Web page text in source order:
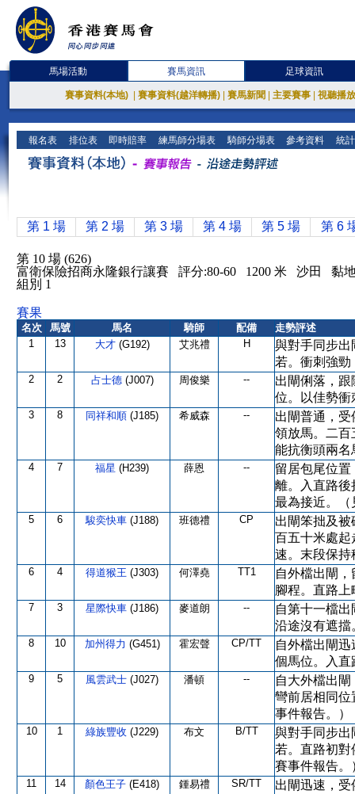
馬場活動 賽馬資訊 足球資訊
賽事資料(本地) 賽事資料(越洋轉播) 賽馬新聞 主要賽事 視聽播
報名表 排位表 即時賠率 練馬師分場表 騎師分場表 參考資料 統
第 1 場 第 2 場 第 3 場 第 4 場 第 5 場 第 6
第 10 場 (626)
富衛保險招商永隆銀行讓賽 評分:80-60 1200 米 沙田 黏
組別 1
賽果
名次 馬號 馬名 騎師 配備
走勢評述
1
13 大才 (G192) 艾兆禮 H
與對手同步出
若。衝刺強
2 2 占士德 (J007) 周俊樂 --
出閘俐落，
位。以佳勢衝
3 8 同祥和順 (J185) 希威森 --
出閘普通，
領放馬。二百
能抗衡頭兩名
4 7 福星 (H239) 薛恩 --
留居包尾位
離。入直路後
最為接近。（
5 6 駿奕快車 (J188) 班德禮 CP
出閘笨拙及
百五十米處起
速。末段保持
6 4 得道猴王 (J303) 何澤堯 TT1
自外檔出閘
腳程。直路上
7 3 星際快車 (J186) 麥道朗 --
自第十一檔
沿途沒有遮擋
8 10 加州得力 (G451) 霍宏聲 CP/TT
自外檔出閘
個馬位。入直
9 5 風雲武士 (J027) 潘頓 --
自大外檔出
彎前居相同位
事件報告。）
10 1 綠族豐收 (J229) 布文 B/TT
與對手同步出
若。直路初
賽事件報告。
11 14 顏色王子 (E418) 鍾易禮 SR/TT
出閘迅速，